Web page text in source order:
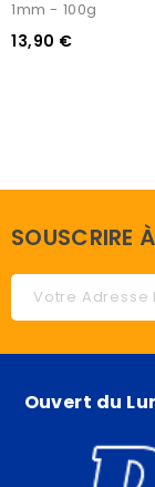
1mm - 100g
13,90 €
SOUSCRIRE
Ouvert du